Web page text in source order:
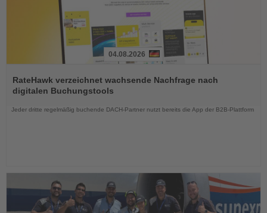
Sie
die
Nachrichten
04.08.2026
RateHawk verzeichnet wachsende Nachfrage nach
digitalen Buchungstools
Jeder dritte regelmäßig buchende DACH-Partner nutzt bereits die App der B2B-Plattform